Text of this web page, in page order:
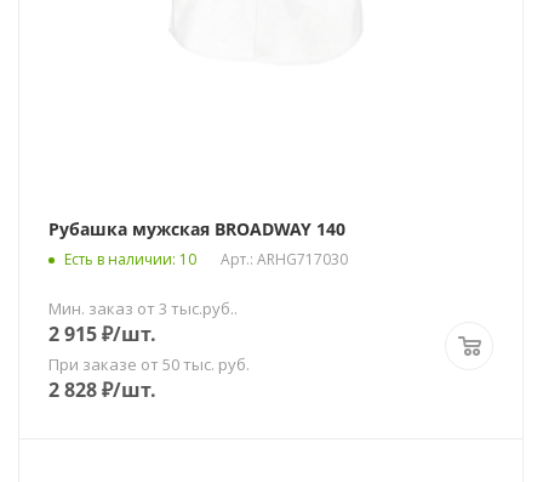
Рубашка мужская BROADWAY 140
Есть в наличии: 10 Арт.: ARHG717030
Мин. заказ от 3 тыс.руб..
2 915₽/шт.
При заказе от 50 тыс. руб.
2 828₽/шт.